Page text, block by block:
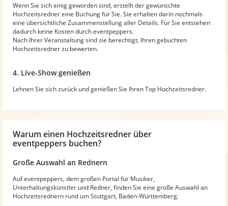
Wenn Sie sich einig geworden sind, erstellt der gewünschte
Hochzeitsredner eine Buchung für Sie. Sie erhalten darin nochmals
eine übersichtliche Zusammenstellung aller Details. Für Sie entstehen
dadurch keine Kosten durch eventpeppers.
Nach Ihrer Veranstaltung sind sie berechtigt, Ihren gebuchten
Hochzeitsredner zu bewerten.
4. Live-Show genießen
Lehnen Sie sich zurück und genießen Sie Ihren Top Hochzeitsredner.
Warum einen Hochzeitsredner über
eventpeppers buchen?
Große Auswahl an Rednern
Auf eventpeppers, dem großen Portal für Musiker,
Unterhaltungskünstler und Redner, finden Sie eine große Auswahl an
Hochzeitsrednern rund um Stuttgart, Baden-Württemberg.